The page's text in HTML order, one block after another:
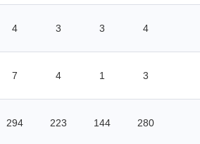
4 3 3 4
7 4 1 3
294 223 144 280